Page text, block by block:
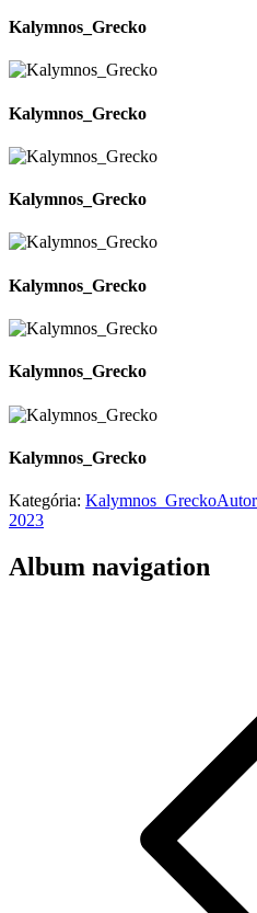
Kalymnos_Grecko
Kalymnos_Grecko
Kalymnos_Grecko
Kalymnos_Grecko
Kalymnos_Grecko
Kalymnos_Grecko
Kategória: Kalymnos_GreckoAutor
2023
Album navigation